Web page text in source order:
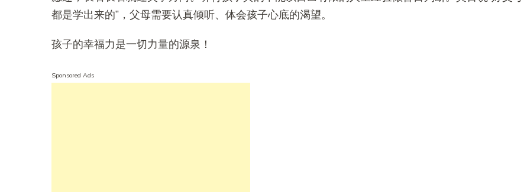
都是学出来的”，父母需要认真倾听、体会孩子心底的渴望。
孩子的幸福力是一切力量的源泉！
Sponsored Ads